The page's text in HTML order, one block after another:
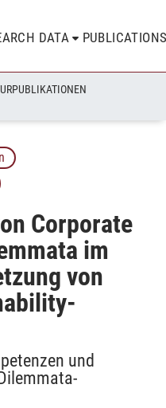
DATA
Corporate
im
von
und